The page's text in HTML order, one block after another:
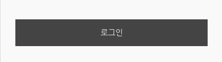
로그인